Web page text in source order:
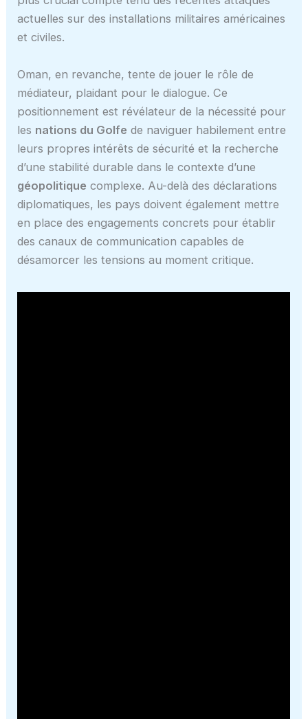
actuelles sur des installations militaires américaines
et civiles.
Oman, en revanche, tente de jouer le rôle de
médiateur, plaidant pour le dialogue. Ce
positionnement est révélateur de la nécessité pour
les nations du Golfe de naviguer habilement entre
leurs propres intérêts de sécurité et la recherche
d’une stabilité durable dans le contexte d’une
géopolitique complexe. Au-delà des déclarations
diplomatiques, les pays doivent également mettre
en place des engagements concrets pour établir
des canaux de communication capables de
désamorcer les tensions au moment critique.